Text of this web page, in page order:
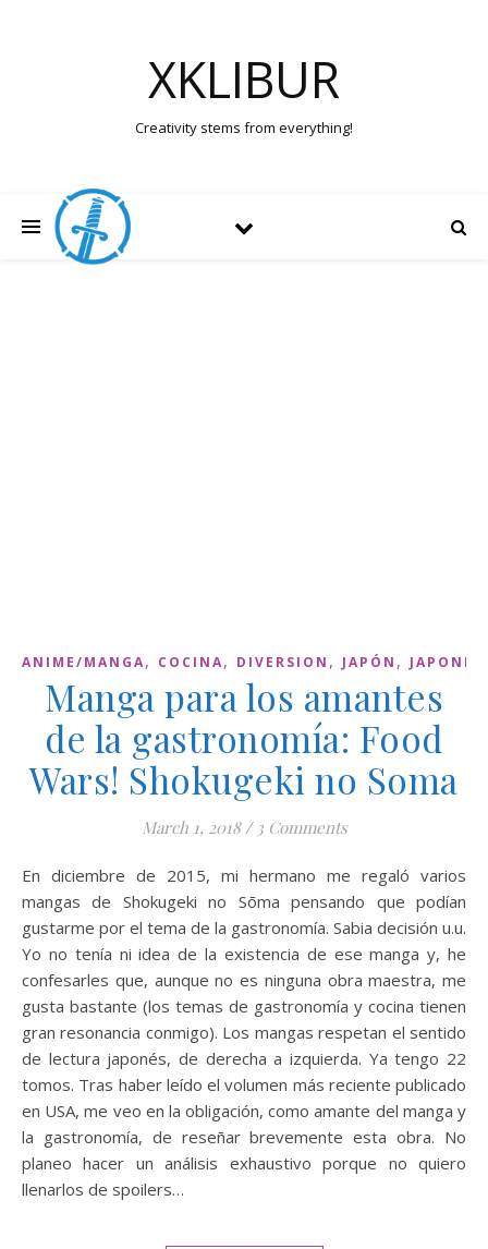
XKLIBUR
Creativity stems from everything!
ANIME/MANGA, COCINA, DIVERSION , JAPÓN , JAPONÉS
Manga para los amantes
de la gastronomía: Food
Wars! Shokugeki no Soma
March 1, 2018 / 3 Comments
En diciembre de 2015, mi hermano me regaló varios
mangas de Shokugeki no Sōma pensando que podían
gustarme por el tema de la gastronomía. Sabia decisión u.u.
Yo no tenía ni idea de la existencia de ese manga y, he
confesarles que, aunque no es ninguna obra maestra, me
gusta bastante (los temas de gastronomía y cocina tienen
gran resonancia conmigo). Los mangas respetan el sentido
de lectura japonés, de derecha a izquierda. Ya tengo 22
tomos. Tras haber leído el volumen más reciente publicado
en USA, me veo en la obligación, como amante del manga y
la gastronomía, de reseñar brevemente esta obra. No
planeo hacer un análisis exhaustivo porque no quiero
llenarlos de spoilers…